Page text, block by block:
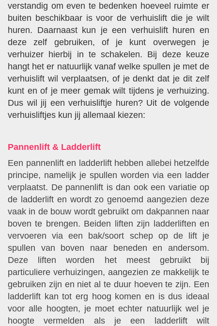
verstandig om even te bedenken hoeveel ruimte er
buiten beschikbaar is voor de verhuislift die je wilt
huren. Daarnaast kun je een verhuislift huren en
deze zelf gebruiken, of je kunt overwegen je
verhuizer hierbij in te schakelen. Bij deze keuze
hangt het er natuurlijk vanaf welke spullen je met de
verhuislift wil verplaatsen, of je denkt dat je dit zelf
kunt en of je meer gemak wilt tijdens je verhuizing.
Dus wil jij een verhuisliftje huren? Uit de volgende
verhuisliftjes kun jij allemaal kiezen:
Pannenlift & Ladderlift
Een pannenlift en ladderlift hebben allebei hetzelfde
principe, namelijk je spullen worden via een ladder
verplaatst. De pannenlift is dan ook een variatie op
de ladderlift en wordt zo genoemd aangezien deze
vaak in de bouw wordt gebruikt om dakpannen naar
boven te brengen. Beiden liften zijn ladderliften en
vervoeren via een bak/soort schep op de lift je
spullen van boven naar beneden en andersom.
Deze liften worden het meest gebruikt bij
particuliere verhuizingen, aangezien ze makkelijk te
gebruiken zijn en niet al te duur hoeven te zijn. Een
ladderlift kan tot erg hoog komen en is dus ideaal
voor alle hoogten, je moet echter natuurlijk wel je
hoogte vermelden als je een ladderlift wilt